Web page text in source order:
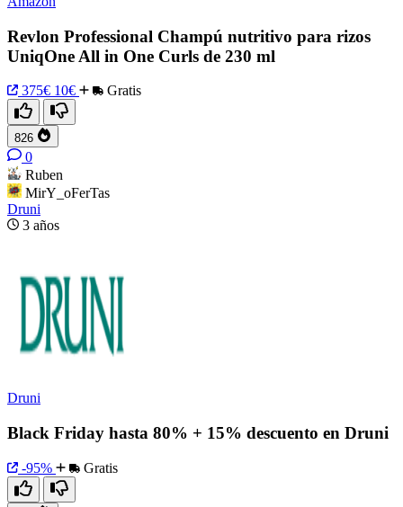
Revlon Professional Champú nutritivo para rizos
UniqOne All in One Curls de 230 ml
375€ 10€ Gratis
826
0
Ruben
MirY_oFerTas
Druni
3 años
Druni
Black Friday hasta 80% + 15% descuento en Druni
-95% Gratis